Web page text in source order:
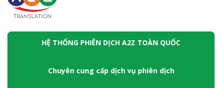
HỆ THỐNG PHIÊN DỊCH A2Z TOÀN QUỐC
Chuyên cung cấp dịch vụ phiên dịch